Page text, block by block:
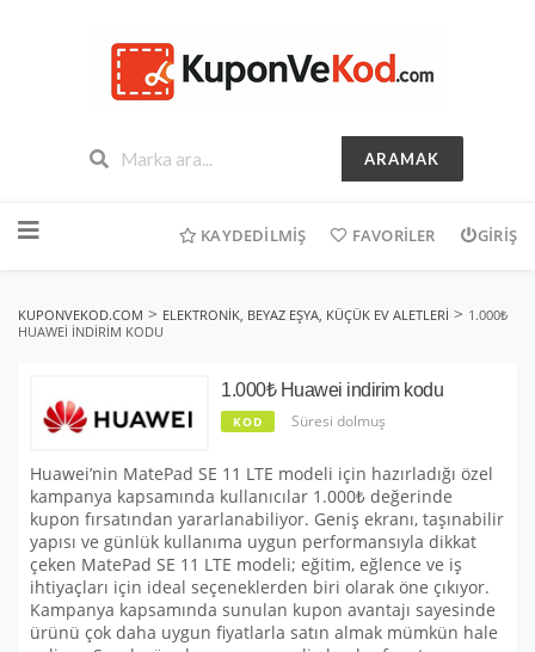
ARAMAK
geç
KAYDEDILMIŞ FAVORILER GIRIŞ
KUPONVEKOD.COM > ELEKTRONIK, BEYAZ EŞYA, KÜÇÜK EV ALETLERI > 1.000₺
HUAWEI INDIRIM KODU
1.000₺ Huawei indirim kodu
KOD Süresi dolmuş
Huawei’nin MatePad SE 11 LTE modeli için hazırladığı özel
kampanya kapsamında kullanıcılar 1.000₺ değerinde
kupon fırsatından yararlanabiliyor. Geniş ekranı, taşınabilir
yapısı ve günlük kullanıma uygun performansıyla dikkat
çeken MatePad SE 11 LTE modeli; eğitim, eğlence ve iş
ihtiyaçları için ideal seçeneklerden biri olarak öne çıkıyor.
Kampanya kapsamında sunulan kupon avantajı sayesinde
ürünü çok daha uygun fiyatlarla satın almak mümkün hale